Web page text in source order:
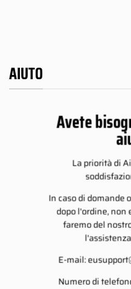
AIUTO
Avete
La priorità di
In caso di domande
dopo l'ordine, non
faremo del
E-mail:
Numero di